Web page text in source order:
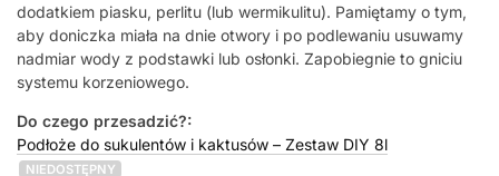
dodatkiem piasku, perlitu (lub wermikulitu). Pamiętamy o tym,
aby doniczka miała na dnie otwory i po podlewaniu usuwamy
nadmiar wody z podstawki lub osłonki. Zapobiegnie to gniciu
systemu korzeniowego.
Do czego przesadzić?:
Podłoże do sukulentów i kaktusów – Zestaw DIY 8l
NIEDOSTĘPNY